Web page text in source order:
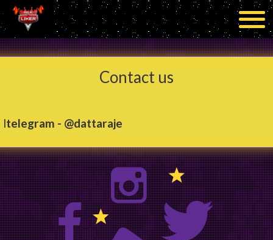
Contact us
ltelegram - @dattaraje